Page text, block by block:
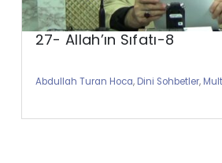
27- Allah’ın Sıfatı-8
Abdullah Turan Hoca, Dini Sohbetler,